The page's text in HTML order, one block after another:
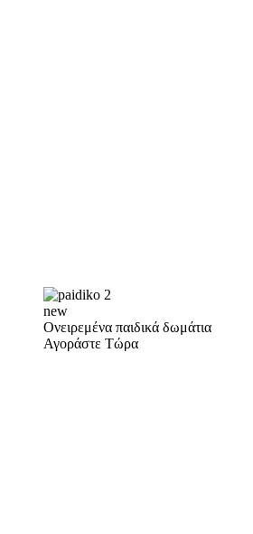
new
Ονειρεμένα παιδικά δωμάτια
Αγοράστε Τώρα